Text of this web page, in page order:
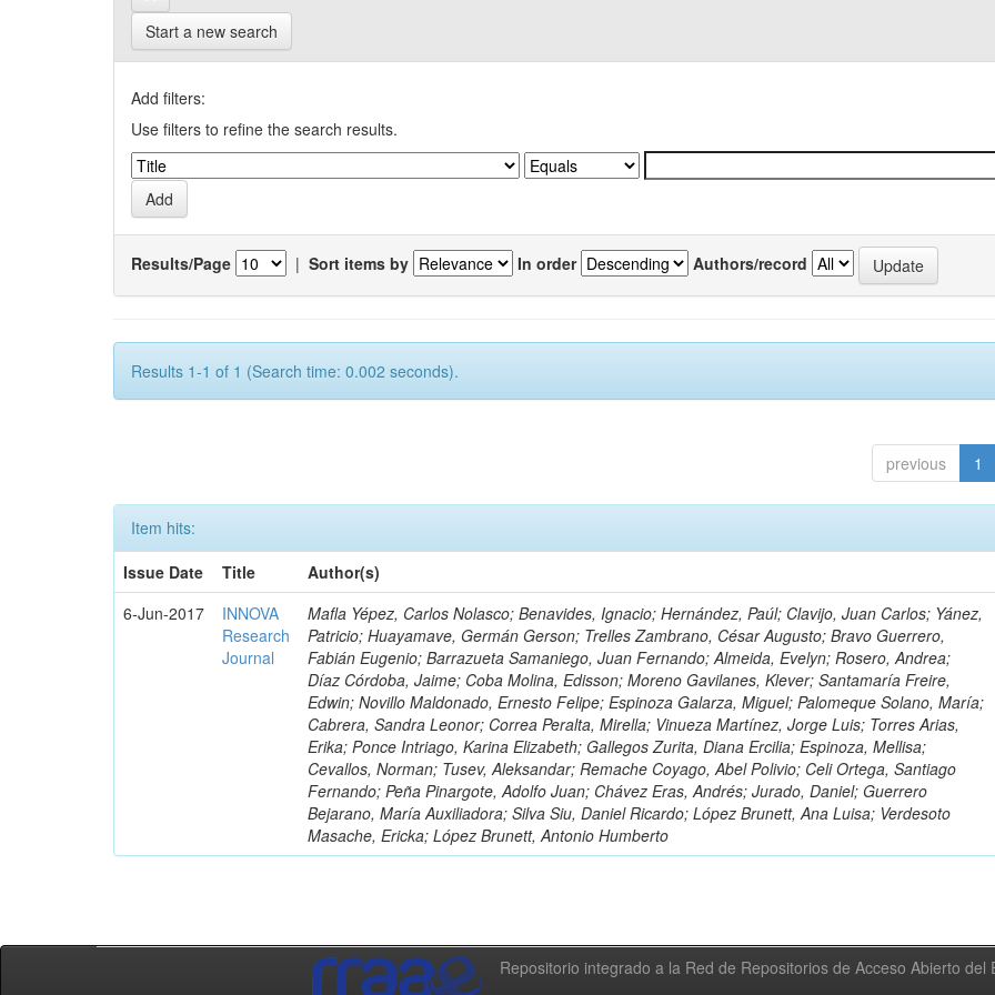
Start a new search
Add filters:
Use filters to refine the search results.
Results/Page | Sort items by In order Authors/record
Results 1-1 of 1 (Search time: 0.002 seconds).
previous 1
Item hits:
Issue Date
Title
Author(s)
6-Jun-2017
INNOVA
Research
Journal
Mafla Yépez, Carlos Nolasco; Benavides, Ignacio; Hernández, Paúl; Clavijo, Juan Carlos; Yánez,
Patricio; Huayamave, Germán Gerson; Trelles Zambrano, César Augusto; Bravo Guerrero,
Fabián Eugenio; Barrazueta Samaniego, Juan Fernando; Almeida, Evelyn; Rosero, Andrea;
Díaz Córdoba, Jaime; Coba Molina, Edisson; Moreno Gavilanes, Klever; Santamaría Freire,
Edwin; Novillo Maldonado, Ernesto Felipe; Espinoza Galarza, Miguel; Palomeque Solano, María;
Cabrera, Sandra Leonor; Correa Peralta, Mirella; Vinueza Martínez, Jorge Luis; Torres Arias,
Erika; Ponce Intriago, Karina Elizabeth; Gallegos Zurita, Diana Ercilia; Espinoza, Mellisa;
Cevallos, Norman; Tusev, Aleksandar; Remache Coyago, Abel Polivio; Celi Ortega, Santiago
Fernando; Peña Pinargote, Adolfo Juan; Chávez Eras, Andrés; Jurado, Daniel; Guerrero
Bejarano, María Auxiliadora; Silva Siu, Daniel Ricardo; López Brunett, Ana Luisa; Verdesoto
Masache, Ericka; López Brunett, Antonio Humberto
Repositorio integrado a la Red de Repositorios de Acceso Abierto del